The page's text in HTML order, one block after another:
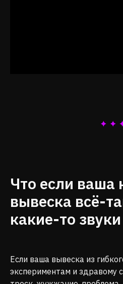
Что если ваша
вывеска всё-
какие-то звуки
Если ваша вывеска из
экспериментам и здравому